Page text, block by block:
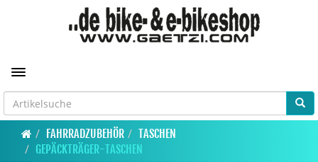
Toggle navigation
FAHRRADZUBEHÖR
TASCHEN
GEPÄCKTRÄGER-TASCHEN